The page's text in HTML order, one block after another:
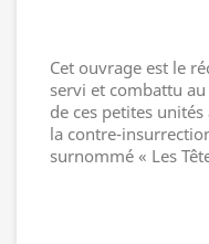
Cet ouvrage est le
servi et combattu
de ces petites
la contre-
surnommé « Les